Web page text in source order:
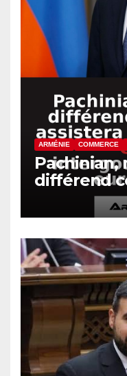
ARMÉNIE COMMERCE
Pachinian,
différend
assistera à
Conseil